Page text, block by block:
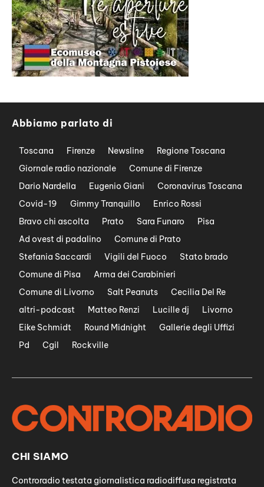
Abbiamo parlato di
Toscana Firenze Newsline
Regione Toscana
Giornale radio nazionale
Comune di Firenze
Dario Nardella
Eugenio Giani
Coronavirus Toscana
Covid-19
Gimmy Tranquillo
Enrico Rossi
Bravo chi ascolta
Prato Sara Funaro
Pisa
Ad ovest di padalino
Comune di Prato
Stefania Saccardi
Vigili del Fuoco
Stato brado
Comune di Pisa
Arma dei Carabinieri
Comune di Livorno
Salt Peanuts
Cecilia Del Re
altri-podcast
Matteo Renzi Lucille dj
Livorno
Eike Schmidt
Round Midnight
Gallerie degli Uffizi
Pd
Cgil Rockville
CHI SIAMO
Controradio testata giornalistica radiodiffusa registrata